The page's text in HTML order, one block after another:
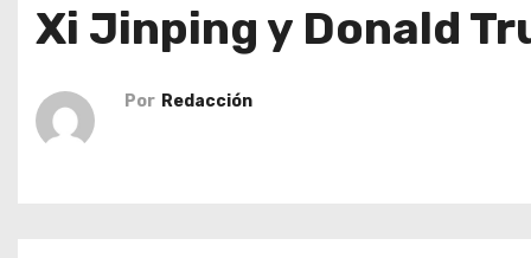
Xi Jinping y Donald
Por Redacción